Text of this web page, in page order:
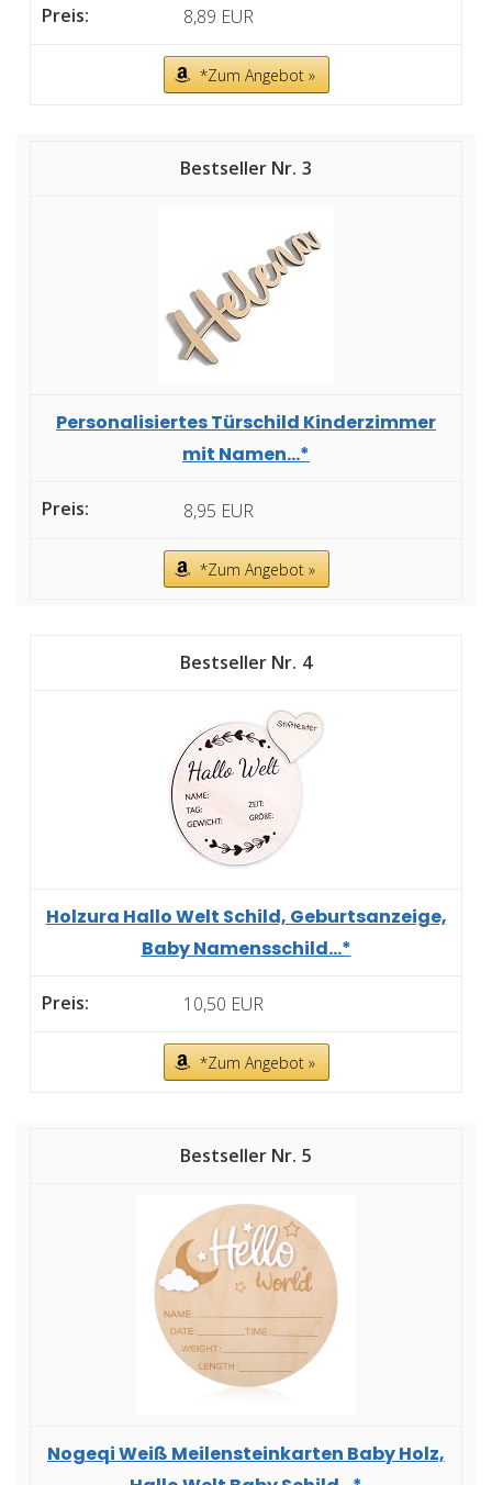
8,89 EUR
*Zum Angebot »
3
Personalisiertes Türschild Kinderzimmer
mit Namen...*
8,95 EUR
*Zum Angebot »
4
Holzura Hallo Welt Schild, Geburtsanzeige,
Baby Namensschild...*
10,50 EUR
*Zum Angebot »
5
Nogeqi Weiß Meilensteinkarten Baby Holz,